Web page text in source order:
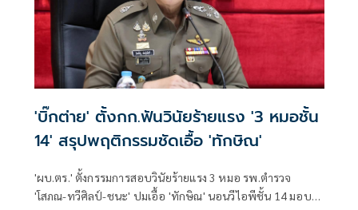
'บิ๊กต่าย' ตั้งกก.ฟันวินัยร้ายแรง '3 หมอชั้น
14' สรุปพฤติกรรมชัดเอื้อ 'ทักษิณ'
'ผบ.ตร.' ตั้งกรรมการสอบวินัยร้ายแรง 3 หมอ รพ.ตำรวจ
'โสภณ-ทวีศิลป์-ชนะ' ปมเอื้อ 'ทักษิณ' นอนวีไอพีชั้น 14 มอบ